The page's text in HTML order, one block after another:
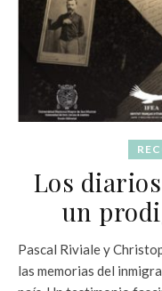
Los
un
Pascal Riviale y
las memorias del